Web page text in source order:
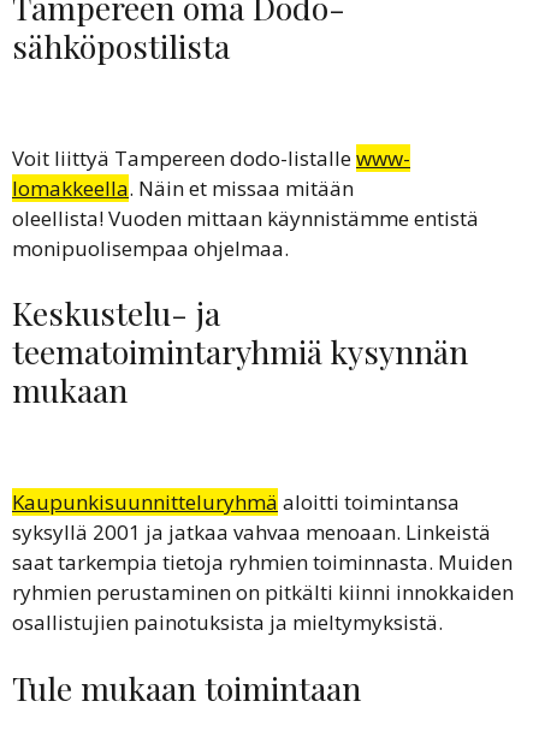
sähköpostilista
Voit liittyä Tampereen dodo-listallewww-
lomakkeella. Näin et missaa mitään
oleellista! Vuoden mittaan käynnistämme entistä
monipuolisempaa ohjelmaa.
Keskustelu- ja
teematoimintaryhmiä kysynnän
mukaan
Kaupunkisuunnitteluryhmä aloitti toimintansa
syksyllä 2001 ja jatkaa vahvaa menoaan. Linkeistä
saat tarkempia tietoja ryhmien toiminnasta. Muiden
ryhmien perustaminen on pitkälti kiinni innokkaiden
osallistujien painotuksista ja mieltymyksistä.
Tule mukaan toimintaan